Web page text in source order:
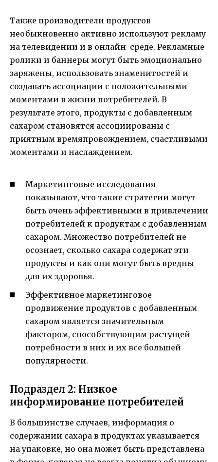
Также производители продуктов
необыкновенно активно используют рекламу
на телевидении и в онлайн-среде. Рекламные
ролики и баннеры могут быть эмоционально
заряжены, использовать знаменитостей и
создавать ассоциации с положительными
моментами в жизни потребителей. В
результате этого, продукты с добавленным
сахаром становятся ассоциированы с
приятным времяпровождением, счастливыми
моментами и наслаждением.
Маркетинговые исследования
показывают, что такие стратегии могут
быть очень эффективными в привлечении
потребителей к продуктам с добавленным
сахаром. Множество потребителей не
осознает, сколько сахара содержат эти
продукты и как они могут быть вредны
для их здоровья.
Эффективное маркетинговое
продвижение продуктов с добавленным
сахаром является значительным
фактором, способствующим растущей
потребности в них и их все большей
популярности.
Подраздел 2: Низкое
информирование потребителей
В большинстве случаев, информация о
содержании сахара в продуктах указывается
на упаковке, но она может быть представлена